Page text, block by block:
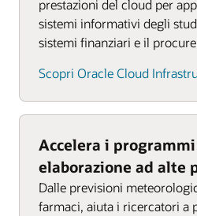
prestazioni del cloud per
sistemi informativi degli
sistemi finanziari e il
Scopri Oracle Cloud
Accelera i
elaborazione ad alte
Dalle previsioni
farmaci, aiuta i ricercatori a